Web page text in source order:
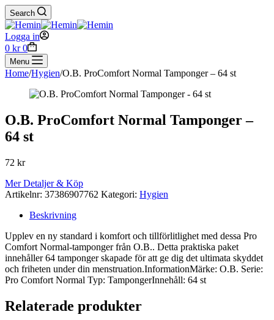
Search
Logga in
Shopping
cart
0 kr 0
Menu
Home/Hygien/O.B. ProComfort Normal Tamponger – 64 st
O.B. ProComfort Normal Tamponger –
64 st
72 kr
Mer Detaljer & Köp
Artikelnr: 37386907762 Kategori: Hygien
Beskrivning
Upplev en ny standard i komfort och tillförlitlighet med dessa Pro
Comfort Normal-tamponger från O.B.. Detta praktiska paket
innehåller 64 tamponger skapade för att ge dig det ultimata skyddet
och friheten under din menstruation.InformationMärke: O.B. Serie:
Pro Comfort Normal Typ: TampongerInnehåll: 64 st
Relaterade produkter